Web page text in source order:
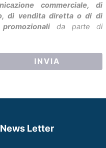
commerciale, di
di vendita diretta o di di
da parte di
Letter